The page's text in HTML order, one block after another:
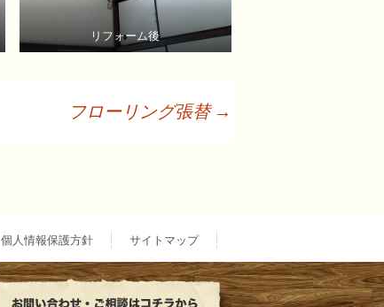
リフォーム後
フローリング張替 →
個人情報保護方針 サイトマップ